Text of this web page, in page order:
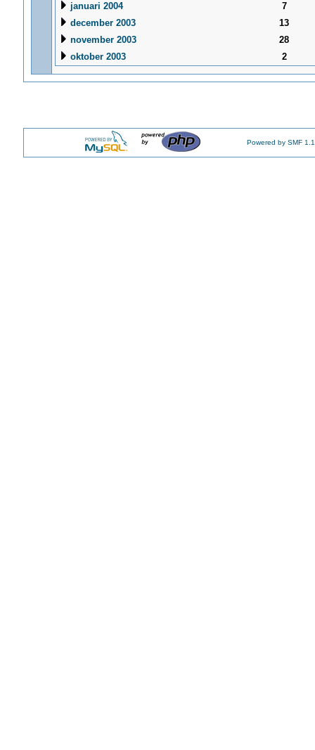
januari 2004
7
december 2003
13
november 2003
28
oktober 2003
2
Powered by SMF